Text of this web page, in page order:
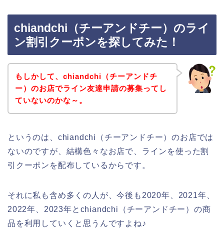
chiandchi（チーアンドチー）のライ
ン割引クーポンを探してみた！
もしかして、chiandchi（チーアンドチ
ー）のお店でライン友達申請の募集ってし
ていないのかな～。
というのは、chiandchi（チーアンドチー）のお店では
ないのですが、結構色々なお店で、ラインを使った割
引クーポンを配布しているからです。
それに私も含め多くの人が、今後も2020年、2021年、
2022年、2023年とchiandchi（チーアンドチー）の商
品を利用していくと思うんですよね♪